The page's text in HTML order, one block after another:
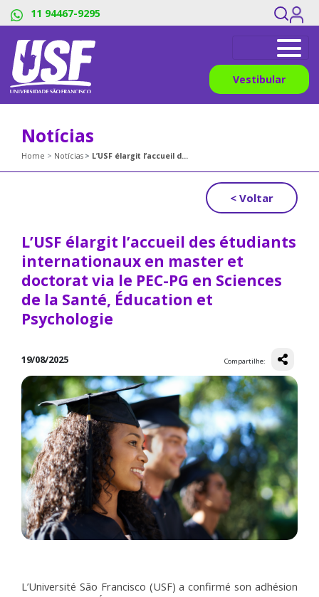
11 94467-9295
Vestibular
Notícias
Home Notícias L’USF élargit l’accueil des étudiants internationaux en master et doctorat via le PEC-PG en Sciences de la Santé, Éducation et Psychologie
< Voltar
L’USF élargit l’accueil des étudiants
internationaux en master et
doctorat via le PEC-PG en Sciences
de la Santé, Éducation et
Psychologie
19/08/2025 Compartilhe:
L’Université São Francisco (USF) a confirmé son adhésion